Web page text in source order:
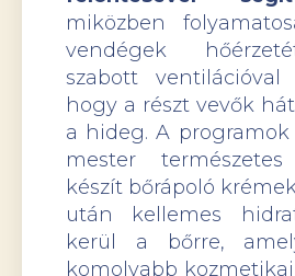
miközben
vendégek
szabott
hogy a részt vevők
a hideg. A
mester természetes
készít bőrápoló
után kellemes
kerül a bőrre,
komolyabb kozmetikai